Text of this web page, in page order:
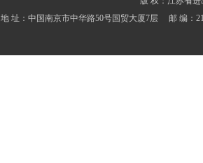
地 址：中国南京市中华路50号国贸大厦7层 邮 编：